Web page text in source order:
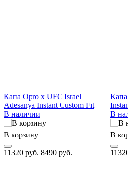
Капа Opro x UFC Israel
Adesanya Instant Custom Fit
В наличии
В корзину
11320 руб. 8490 руб.
В
В